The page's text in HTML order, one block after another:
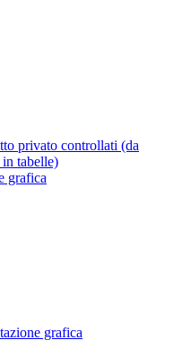
privato controllati (da
tabelle)
grafica
grafica